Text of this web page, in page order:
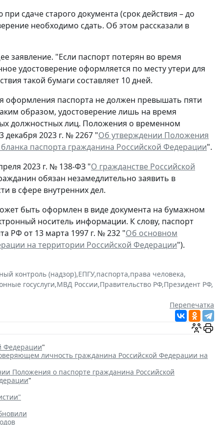
сдаче старого документа (срок действия – до
необходимо сдать. Об этом рассказали в
заявление. "Если паспорт потерян во время
удостоверение оформляется по месту утери для
такой бумаги составляет 10 дней.
оформления паспорта не должен превышать пяти
образом, удостоверение лишь на время
должностных лиц. Положения о временном
декабря 2023 г. № 2267 "Об утверждении Положения
паспорта гражданина Российской Федерации".
2023 г. № 138-ФЗ "О гражданстве Российской
обязан незамедлительно заявить в
в сфере внутренних дел.
быть оформлен в виде документа на бумажном
носитель информации. К слову, паспорт
РФ от 13 марта 1997 г. № 232 "Об основном
на территории Российской Федерации").
контроль (надзор),ЕПГУ,паспорта,права человека,
госуслуги,МВД России,Правительство РФ,Президент РФ,
Перепечатка
Федерации"
личность гражданина Российской Федерации на
Положения о паспорте гражданина Российской
"